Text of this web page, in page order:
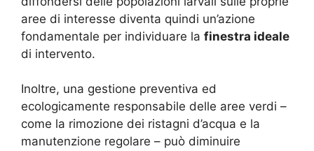
aree di interesse diventa quindi un’azione
fondamentale per individuare la finestra ideale
di intervento.
Inoltre, una gestione preventiva ed
ecologicamente responsabile delle aree verdi –
come la rimozione dei ristagni d’acqua e la
manutenzione regolare – può diminuire